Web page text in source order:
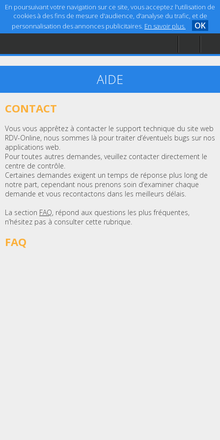
En poursuivant votre navigation sur ce site, vous acceptez l'utilisation de
cookies à des fins de mesure d'audience, d'analyse du trafic, et de
personnalisation des annonces publicitaires. En savoir plus. OK
Accueil
Aide
AIDE
CONTACT
Vous vous apprêtez à contacter le support technique du site web
RDV-Online, nous sommes là pour traiter d’éventuels bugs sur nos
applications web.
Pour toutes autres demandes, veuillez contacter directement le
centre de contrôle.
Certaines demandes exigent un temps de réponse plus long de
notre part, cependant nous prenons soin d’examiner chaque
demande et vous recontactons dans les meilleurs délais.
La section FAQ, répond aux questions les plus fréquentes,
n’hésitez pas à consulter cette rubrique.
FAQ